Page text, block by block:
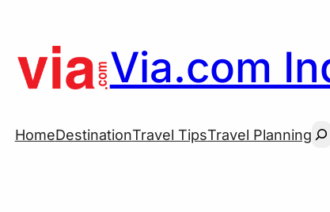
content
Via.com
HomeDestinationTravel TipsTravel Planning